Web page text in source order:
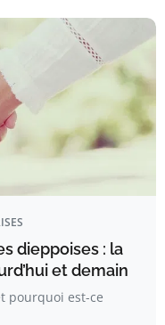
dieppoises : la
et demain
pourquoi est-ce